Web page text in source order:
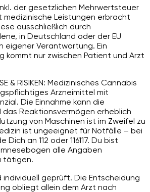
der gesetzlichen Mehrwertsteuer
medizinische Leistungen erbracht
ausschließlich durch
in Deutschland oder der EU
eigener Verantwortung. Ein
kommt nur zwischen Patient und Arzt
& RISIKEN: Medizinisches Cannabis
Arzneimittel mit
Die Einnahme kann die
Reaktionsvermögen erheblich
von Maschinen ist im Zweifel zu
ist ungeeignet für Notfälle – bei
an 112 oder 116117. Du bist
alle Angaben
tätigen.
individuell geprüft. Die Entscheidung
obliegt allein dem Arzt nach